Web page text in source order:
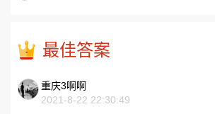
最佳答案
重庆3啊啊
2021-8-22 22:30:49